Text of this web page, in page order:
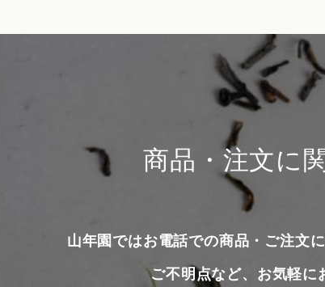
商品・注文に
山年園ではお電話での商品・ご注文
ご不明点など、お気軽に